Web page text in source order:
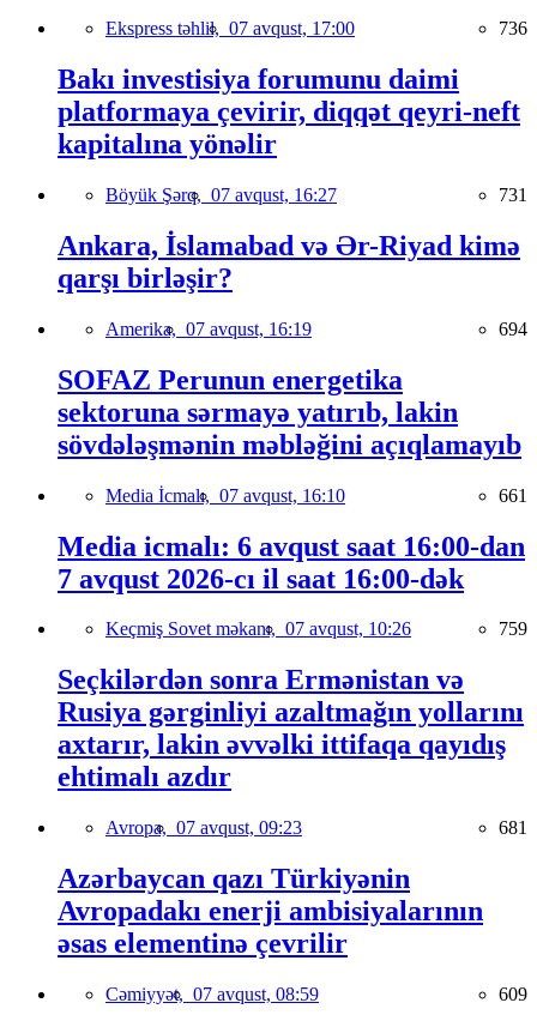
Ekspress təhlil, 07 avqust, 17:00 736
Bakı investisiya forumunu daimi
platformaya çevirir, diqqət qeyri-neft
kapitalına yönəlir
Böyük Şərq, 07 avqust, 16:27 731
Ankara, İslamabad və Ər-Riyad kimə
qarşı birləşir?
Amerika, 07 avqust, 16:19 694
SOFAZ Perunun energetika
sektoruna sərmayə yatırıb, lakin
sövdələşmənin məbləğini açıqlamayıb
Media İcmalı, 07 avqust, 16:10 661
Media icmalı: 6 avqust saat 16:00-dan
7 avqust 2026-cı il saat 16:00-dək
Keçmiş Sovet məkanı, 07 avqust, 10:26 759
Seçkilərdən sonra Ermənistan və
Rusiya gərginliyi azaltmağın yollarını
axtarır, lakin əvvəlki ittifaqa qayıdış
ehtimalı azdır
Avropa, 07 avqust, 09:23 681
Azərbaycan qazı Türkiyənin
Avropadakı enerji ambisiyalarının
əsas elementinə çevrilir
Cəmiyyət, 07 avqust, 08:59 609